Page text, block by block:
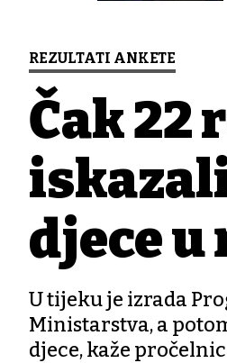
REZULTATI ANKETE
Čak 22
djece
U tijeku je izrada
Ministarstva, a
djece, kaže